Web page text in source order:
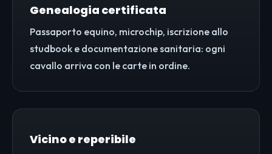
Genealogia certificata
Passaporto equino, microchip, iscrizione allo
studbook e documentazione sanitaria: ogni
cavallo arriva con le carte in ordine.
Vicino e reperibile